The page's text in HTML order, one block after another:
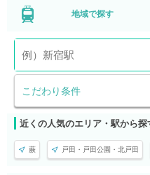
地域で探す
こだわり条件
近くの人気のエリア・駅から探
蕨 戸田・戸田公園・北戸田